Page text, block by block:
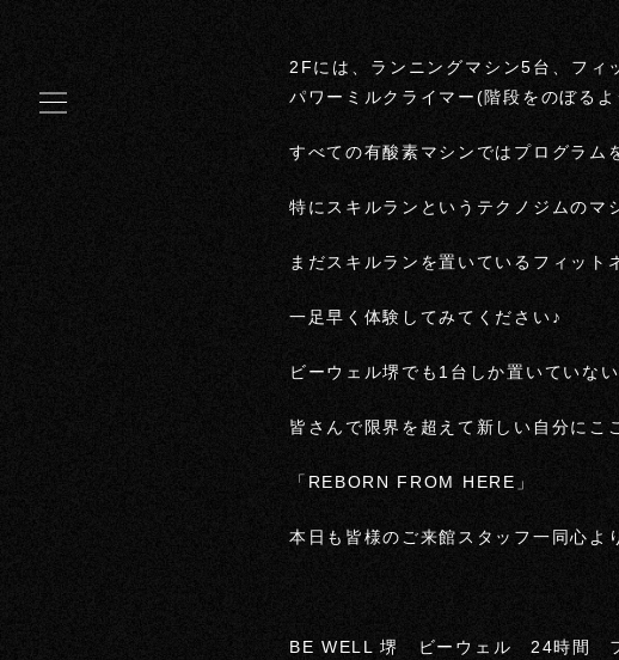
2Fには、ランニングマシン5台、フィ
パワーミルクライマー(階段をのぼる
すべての有酸素マシンではプログラム
特にスキルランというテクノジムの
まだスキルランを置いているフィット
一足早く体験してみてください♪
ビーウェル堺でも1台しか置いていな
皆さんで限界を超えて新しい自分にこ
「REBORN FROM HERE」
本日も皆様のご来館スタッフ一同心よ
BE WELL 堺 ビーウェル 24時間